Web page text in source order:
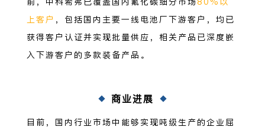
上客户 ，包括国内主要一线电池厂下游客户，均已
获得客户认证并实现批量供应，相关产品已深度嵌
入下游客户的多款装备产品。
商业进展
目前，国内行业市场中能够实现吨级生产的企业屈